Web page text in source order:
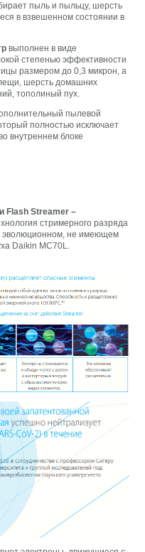
пыль и пыльцу, шерсть
в взвешенном состоянии в
выполнен в виде
степенью эффективности
размером до 0,3 микрон, а
шерсть домашних
тополиный пух.
пылевой
полностью исключает
внутреннем блоке
Flash Streamer –
стримерного разряда
эволюционном, не имеющем
Daikin MC70L.